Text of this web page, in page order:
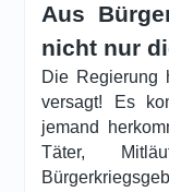
Aus
nicht nur
Die Regierung
versagt! Es
jemand
Täter,